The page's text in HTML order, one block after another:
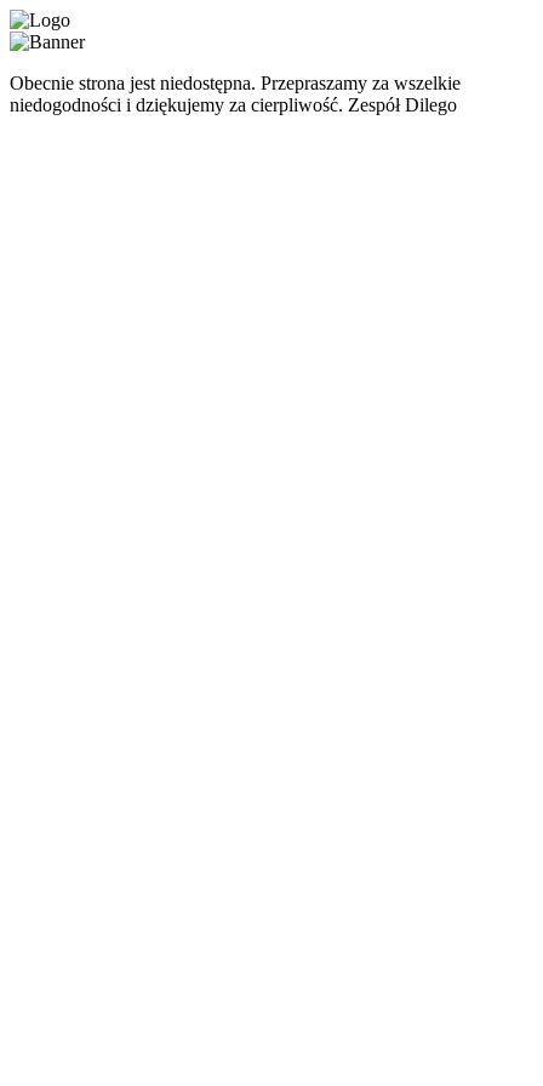
Obecnie strona jest niedostępna. Przepraszamy za wszelkie
niedogodności i dziękujemy za cierpliwość. Zespół Dilego